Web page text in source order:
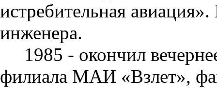
истребительная
инженера.
1985 - окончил
филиала МАИ «Взлет»,